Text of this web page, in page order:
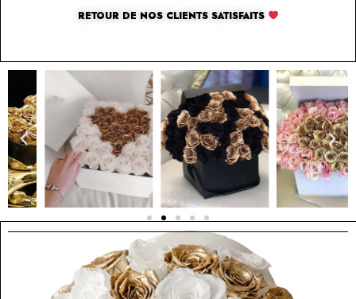
RETOUR DE NOS CLIENTS SATISFAITS